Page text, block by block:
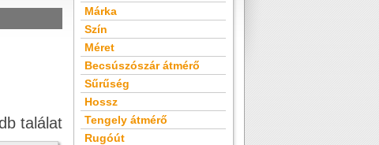
találat
Márka
Szín
Méret
Becsúszószár átmérő
Sűrűség
Hossz
Tengely átmérő
Rugóút